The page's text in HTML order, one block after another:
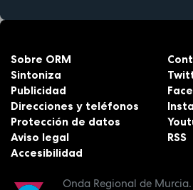
Onda Regional de Murcia.
Sobre ORM
Sintoniza
Publicidad
Direcciones y teléfonos
Protección de datos
Aviso legal
Accesibilidad
RSS